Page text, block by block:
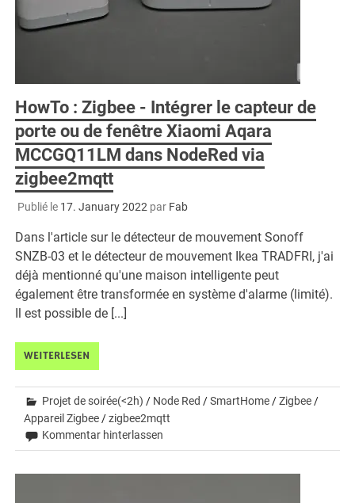
HowTo : Zigbee - Intégrer le capteur de
porte ou de fenêtre Xiaomi Aqara
MCCGQ11LM dans NodeRed via
zigbee2mqtt
Publié le 17. January 2022 par Fab
Dans l'article sur le détecteur de mouvement Sonoff
SNZB-03 et le détecteur de mouvement Ikea TRADFRI, j'ai
déjà mentionné qu'une maison intelligente peut
également être transformée en système d'alarme (limité).
Il est possible de [...]
WEITERLESEN
Projet de soirée(<2h) / Node Red /SmartHome /Zigbee /
Appareil Zigbee /zigbee2mqtt
Kommentar hinterlassen